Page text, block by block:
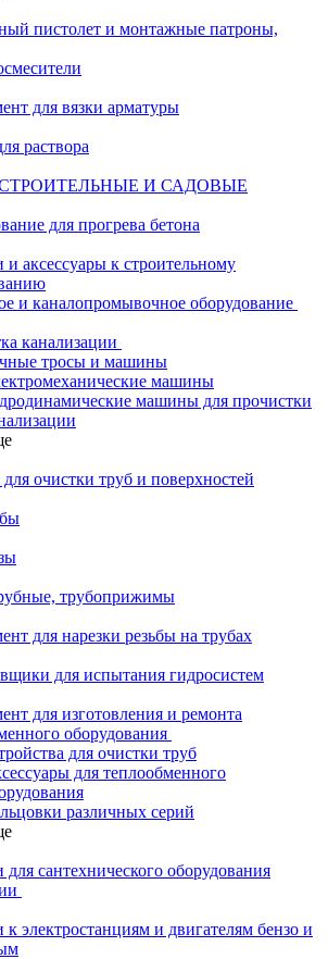
пистолет и монтажные патроны,
для вязки арматуры
раствора
И САДОВЫЕ
для прогрева бетона
и аксессуары к строительному
и каналопромывочное оборудование
канализации
тросы и машины
машины
машины для прочистки
очистки труб и поверхностей
трубоприжимы
для нарезки резьбы на трубах
для испытания гидросистем
для изготовления и ремонта
оборудования
для очистки труб
для теплообменного
различных серий
для сантехнического оборудования
к электростанциям и двигателям бензо и